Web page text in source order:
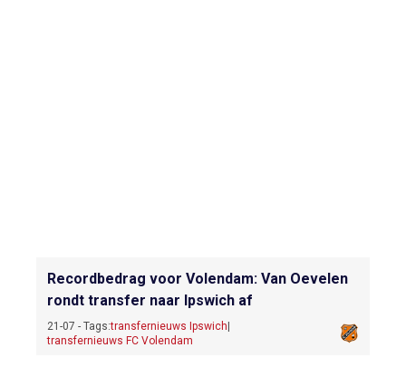
Recordbedrag voor Volendam: Van Oevelen
rondt transfer naar Ipswich af
21-07 - Tags:transfernieuws Ipswich
transfernieuws FC Volendam